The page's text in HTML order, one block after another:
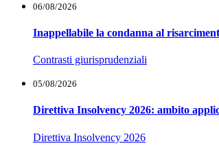
06/08/2026
Inappellabile la condanna al
Contrasti giurisprudenziali
05/08/2026
Direttiva Insolvency 2026: ambito
Direttiva Insolvency 2026